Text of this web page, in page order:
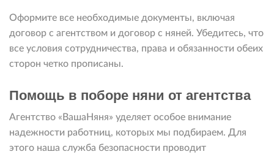
Оформите все необходимые документы, включая
договор с агентством и договор с няней. Убедитесь, что
все условия сотрудничества, права и обязанности обеих
сторон четко прописаны.
Помощь в поборе няни от агентства
Агентство «ВашаНяня» уделяет особое внимание
надежности работниц, которых мы подбираем. Для
этого наша служба безопасности проводит